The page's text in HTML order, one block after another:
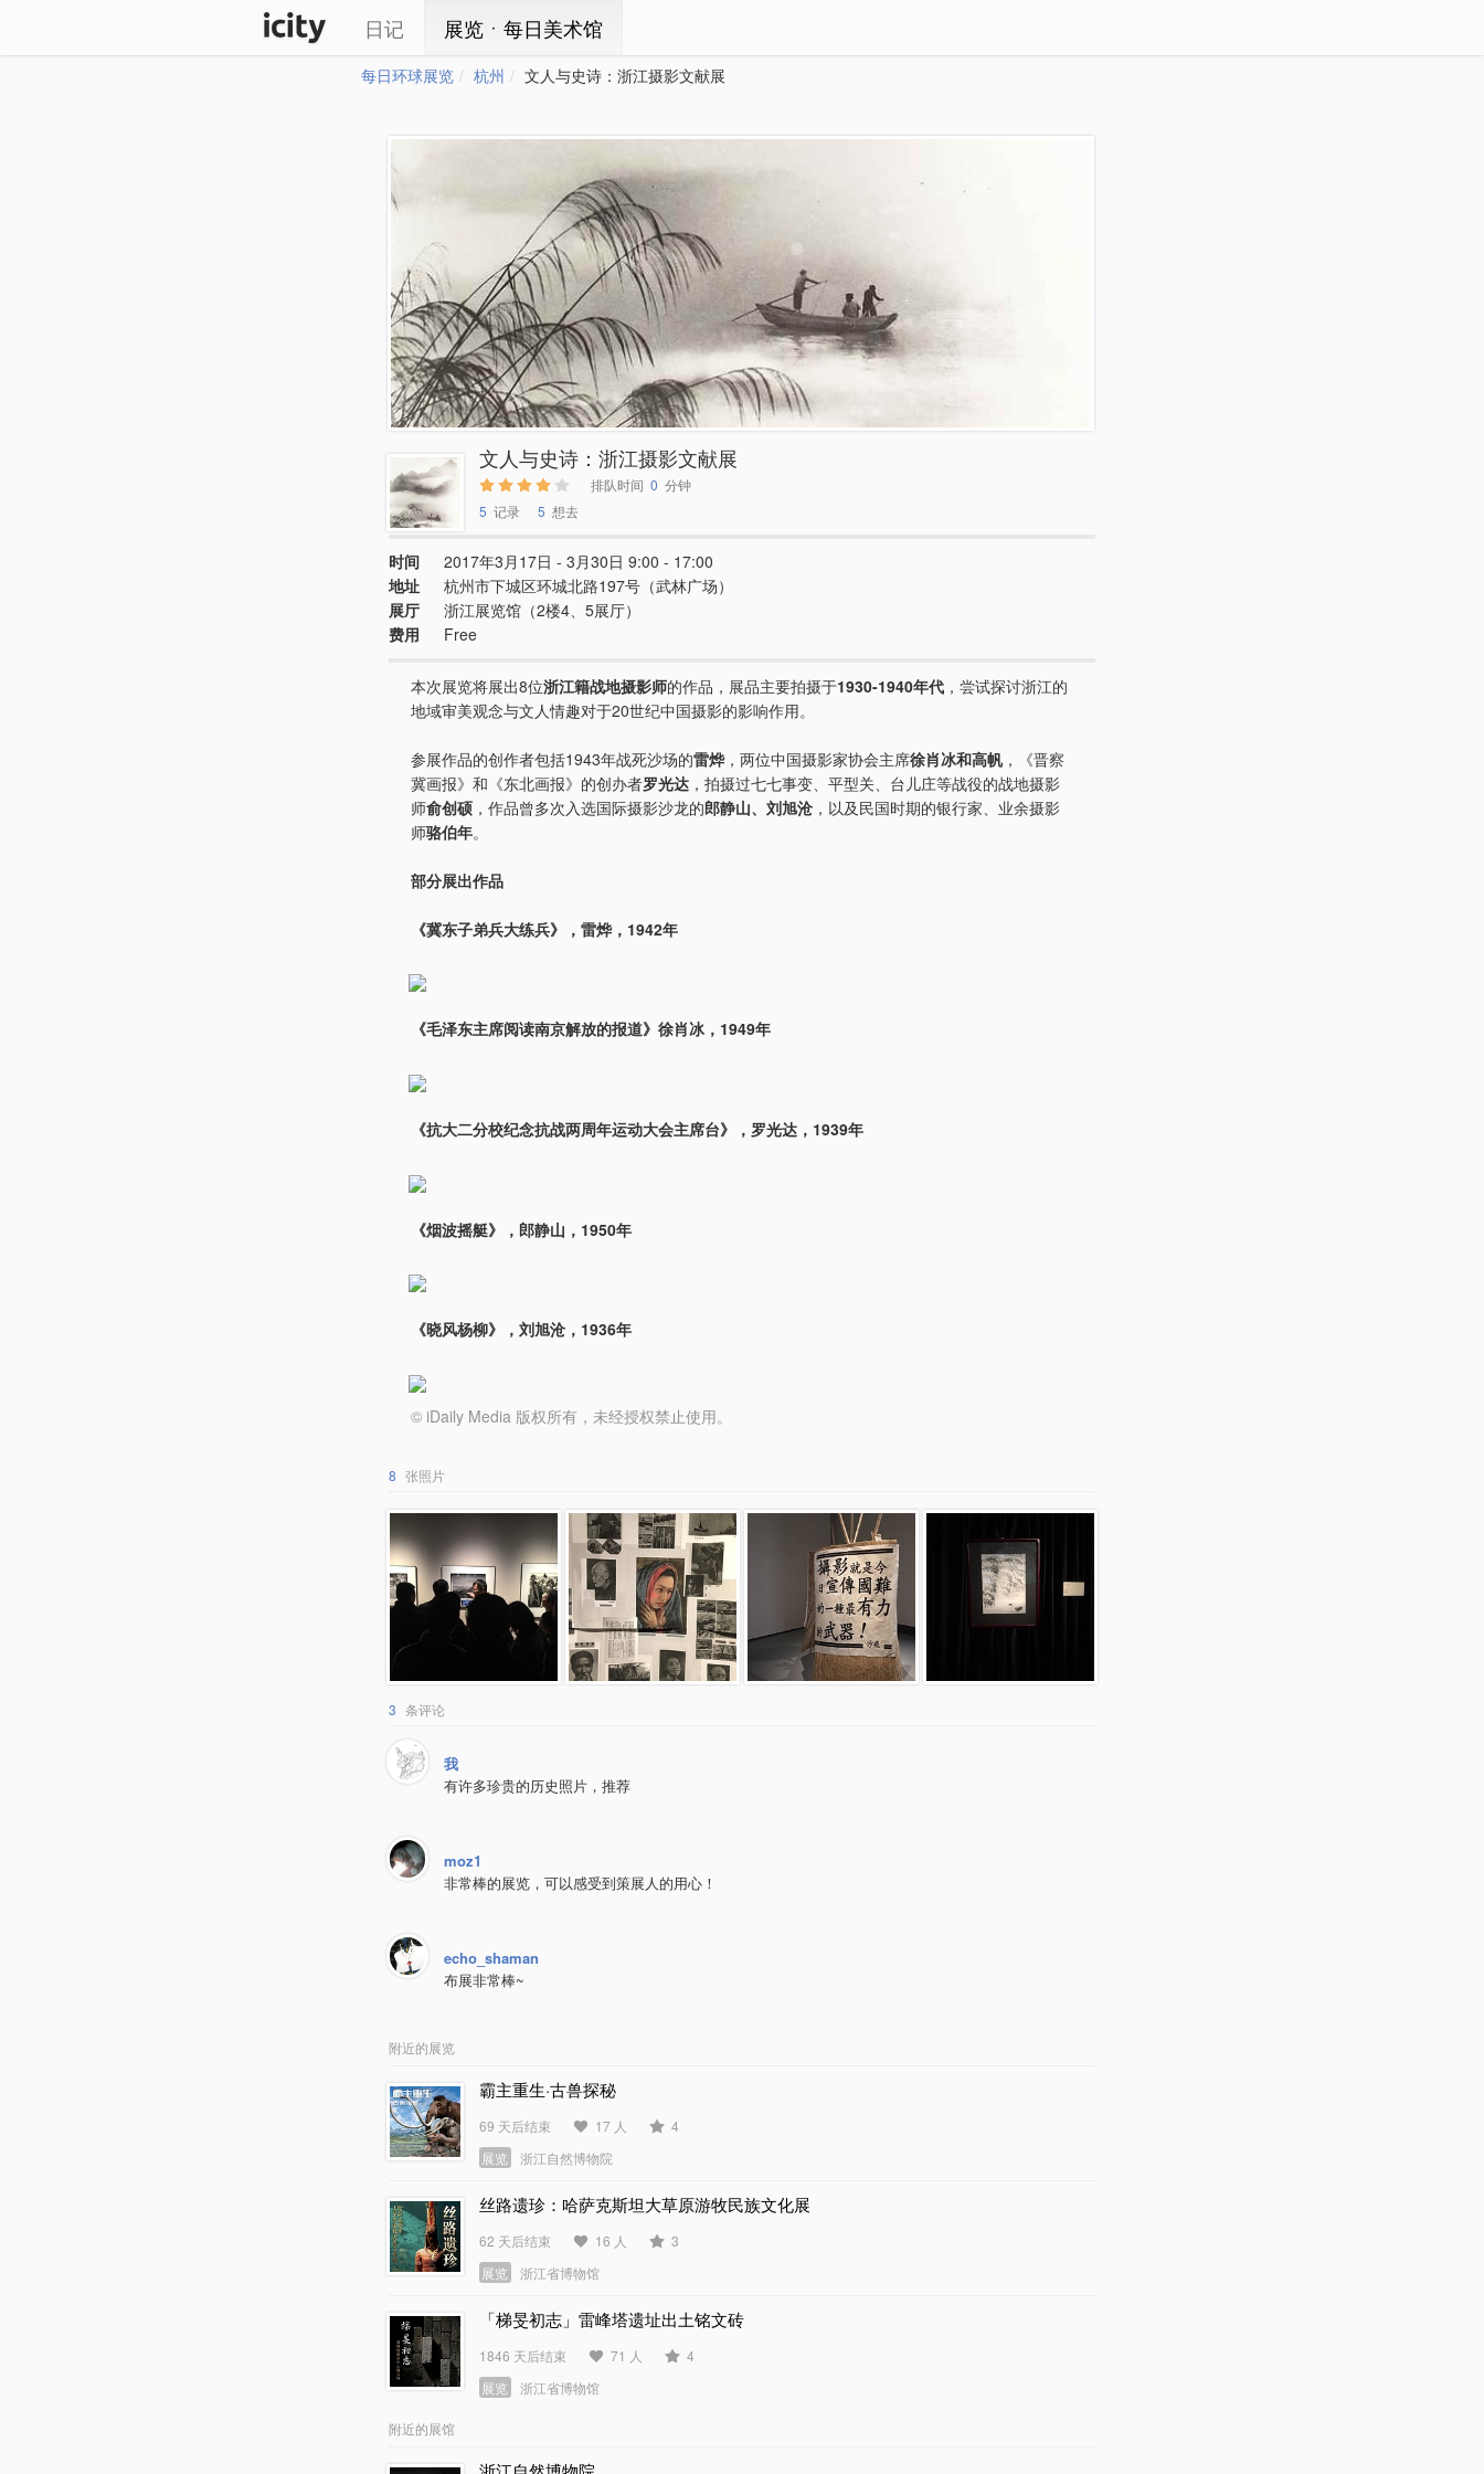
日记 展览ㆍ每日美术馆
每日环球展览 杭州 文人与史诗：浙江摄影文献展
文人与史诗：浙江摄影文献展
排队时间 0 分钟
5 记录 5 想去
时间
2017年3月17日 - 3月30日 9:00 - 17:00
地址
杭州市下城区环城北路197号（武林广场）
展厅
浙江展览馆（2楼4、5展厅）
费用
Free
本次展览将展出8位浙江籍战地摄影师的作品，展品主要拍摄于1930-1940年代 ，尝试探讨浙江的
地域审美观念与文人情趣对于20世纪中国摄影的影响作用。
参展作品的创作者包括1943年战死沙场的雷烨，两位中国摄影家协会主席徐肖冰和高帆，《晋察
冀画报》和《东北画报》的创办者罗光达 ，拍摄过七七事变、平型关、台儿庄等战役的战地摄影
师俞创硕 ，作品曾多次入选国际摄影沙龙的郎静山、刘旭沧 ，以及民国时期的银行家、业余摄影
师骆伯年。
部分展出作品
《冀东子弟兵大练兵》，雷烨，1942年
《毛泽东主席阅读南京解放的报道》徐肖冰，1949年
《抗大二分校纪念抗战两周年运动大会主席台》，罗光达，1939年
《烟波摇艇》，郎静山，1950年
《晓风杨柳》，刘旭沧，1936年
© iDaily Media 版权所有，未经授权禁止使用。
8 张照片
3 条评论
我
有许多珍贵的历史照片，推荐
moz1
非常棒的展览，可以感受到策展人的用心！
echo_shaman
布展非常棒~
附近的展览
霸主重生·古兽探秘
69 天后结束 17 人
4
展览
浙江自然博物院
丝路遗珍：哈萨克斯坦大草原游牧民族文化展
62 天后结束 16 人
3
展览
浙江省博物馆
「梯旻初志」雷峰塔遗址出土铭文砖
1846 天后结束 71 人
4
展览
浙江省博物馆
附近的展馆